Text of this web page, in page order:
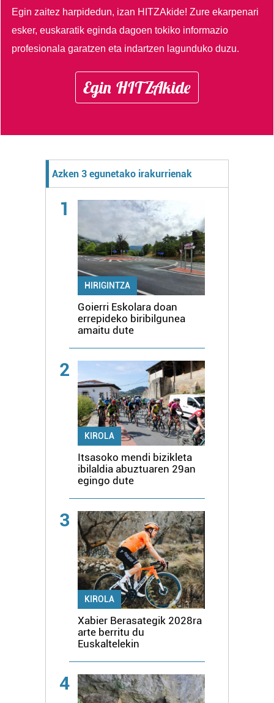
Egin zaitez harpidedun, izan HITZAkide!Zure ekarpenari
esker, euskaratik eginda dagoen tokiko informazio
profesionala garatzen eta indartzen lagunduko duzu.
Egin HITZAkide
Azken 3 egunetako irakurrienak
1
HIRIGINTZA
Goierri Eskolara doan
errepideko biribilgunea
amaitu dute
2
KIROLA
Itsasoko mendi bizikleta
ibilaldia abuztuaren 29an
egingo dute
3
KIROLA
Xabier Berasategik 2028ra
arte berritu du
Euskaltelekin
4